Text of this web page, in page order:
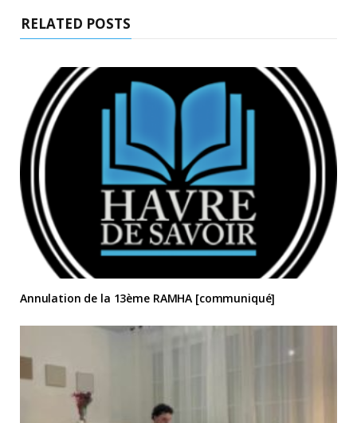
RELATED POSTS
Annulation de la 13ème RAMHA [communiqué]